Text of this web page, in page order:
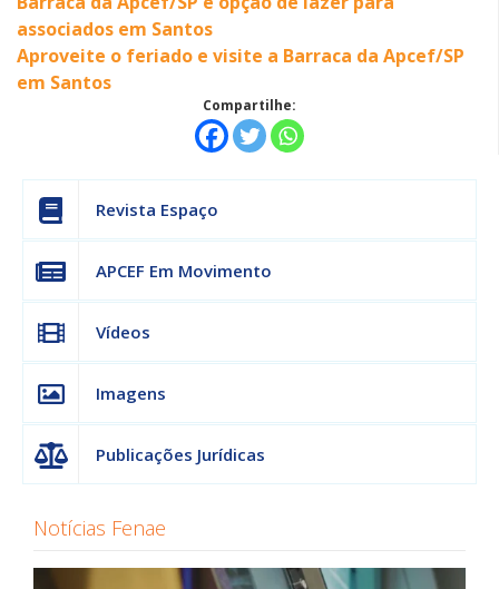
associados em Santos
Aproveite o feriado e visite a Barraca da Apcef/SP
em Santos
Compartilhe:
Revista Espaço
APCEF Em Movimento
Vídeos
Imagens
Publicações Jurídicas
Notícias Fenae